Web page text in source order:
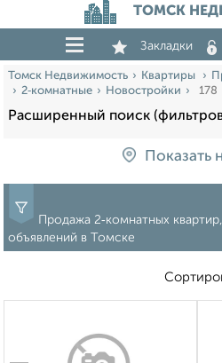
ТОМСК
Закладки
Томск Недвижимость Квартиры
2‑комнатные
Новостройки 178
Расширенный поиск
Показать
Продажа 2‑комнатных
объявлений в Томске